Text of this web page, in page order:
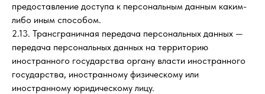
предоставление доступа к персональным данным каким-
либо иным способом.
2.13. Трансграничная передача персональных данных —
передача персональных данных на территорию
иностранного государства органу власти иностранного
государства, иностранному физическому или
иностранному юридическому лицу.